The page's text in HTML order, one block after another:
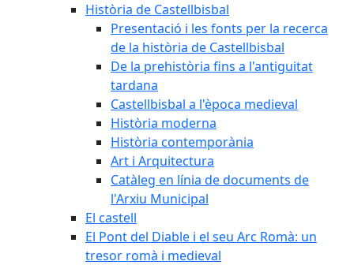
Història de Castellbisbal
Presentació i les fonts per la recerca
de la història de Castellbisbal
De la prehistòria fins a l'antiguitat
tardana
Castellbisbal a l'època medieval
Història moderna
Història contemporània
Art i Arquitectura
Catàleg en línia de documents de
l'Arxiu Municipal
El castell
El Pont del Diable i el seu Arc Romà: un
tresor romà i medieval